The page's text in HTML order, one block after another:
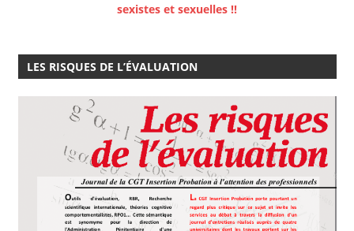
sexistes et sexuelles !!
LES RISQUES DE L’ÉVALUATION